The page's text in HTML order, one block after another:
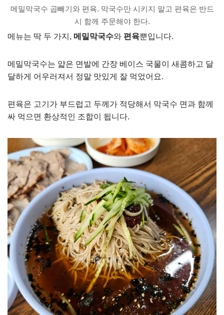
메밀막국수 곱빼기와 편육. 막국수만 시키지 말고 편육은 반드
시 함께 주문해야 한다.
메뉴는 딱 두 가지, 메밀막국수와 편육뿐입니다.
메밀막국수는 얇은 면발에 간장 베이스 국물이 새콤하고 달
달하게 어우러져서 정말 맛있게 잘 먹었어요.
편육은 고기가 부드럽고 두께가 적당해서 막국수 면과 함께
싸 먹으면 환상적인 조합이 됩니다.